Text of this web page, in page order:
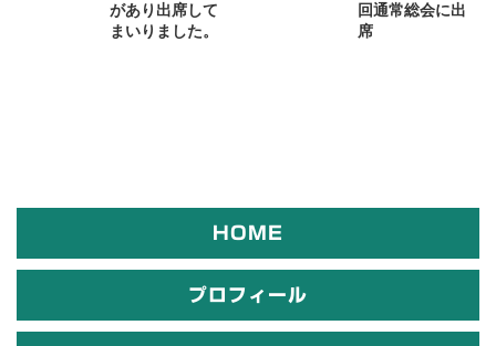
があり出席して
まいりました。
回通常総会に出
席
HOME
プロフィール